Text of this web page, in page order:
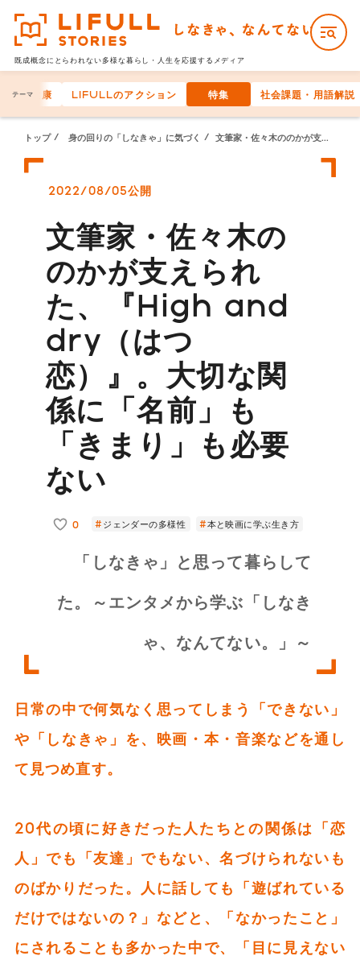
既成概念にとらわれない多様な暮らし・人生を応援するメディア
テーマ
体の健康 LIFULLのアクション 特集 社会課題・用語解説
トップ 身の回りの「しなきゃ」に気づく 文筆家・佐々木ののかが支えられた、『High and dry（はつ恋）』。大切な関係に「名前」も「きまり」も必要ない
2022/08/05公開
文筆家・佐々木の
のかが支えられ
た、『High and
dry（はつ
恋）』。大切な関
係に「名前」も
「きまり」も必要
ない
0 ジェンダーの多様性 本と映画に学ぶ生き方
「しなきゃ」と思って暮らして
た。～エンタメから学ぶ「しなき
ゃ、なんてない。」～
日常の中で何気なく思ってしまう「できない」
や「しなきゃ」を、映画・本・音楽などを通し
て見つめ直す。
20代の頃に好きだった人たちとの関係は「恋
人」でも「友達」でもない、名づけられないも
のばかりだった。人に話しても「遊ばれている
だけではないの？」などと、「なかったこと」
にされることも多かった中で、「目に見えない